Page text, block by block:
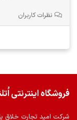
نظرات کاربران
فروشگاه اینترنتی
شرکت امید تجارت خلاق